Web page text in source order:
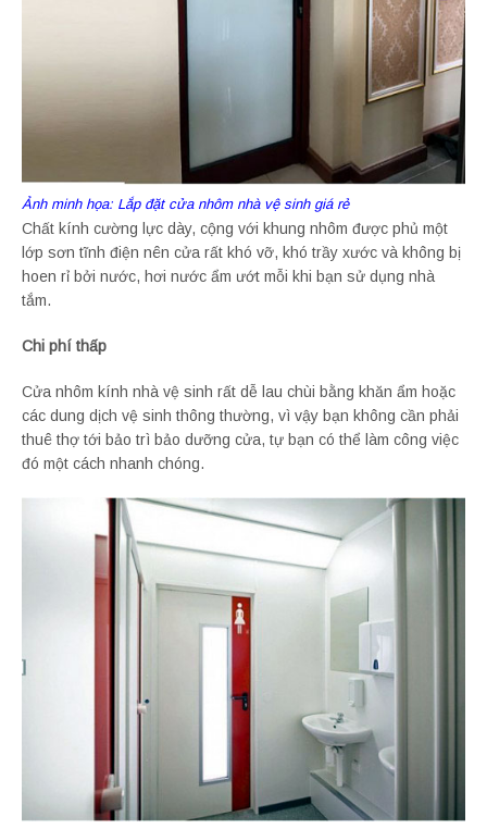
Ảnh minh họa: Lắp đặt cửa nhôm nhà vệ sinh giá rẻ
Chất kính cường lực dày, cộng với khung nhôm được phủ một
lớp sơn tĩnh điện nên cửa rất khó vỡ, khó trầy xước và không bị
hoen rỉ bởi nước, hơi nước ẩm ướt mỗi khi bạn sử dụng nhà
tắm.
Chi phí thấp
Cửa nhôm kính nhà vệ sinh rất dễ lau chùi bằng khăn ẩm hoặc
các dung dịch vệ sinh thông thường, vì vậy bạn không cần phải
thuê thợ tới bảo trì bảo dưỡng cửa, tự bạn có thể làm công việc
đó một cách nhanh chóng.